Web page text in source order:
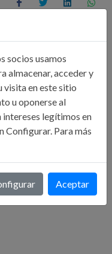
socios usamos
almacenar, acceder y
visita en este sitio
u oponerse al
legítimos en
Configurar. Para más
Aceptar